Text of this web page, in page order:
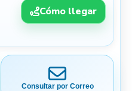
Cómo llegar
Consultar por Correo